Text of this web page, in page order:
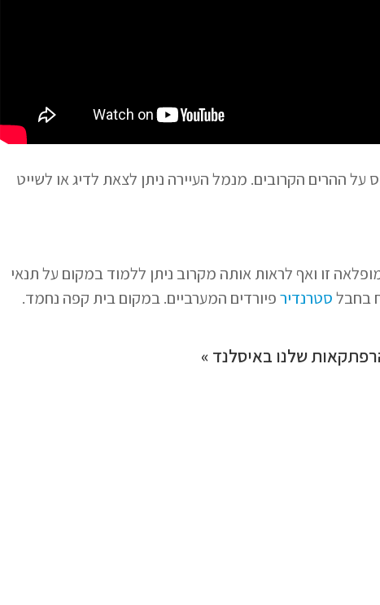
על ההרים הקרובים. מנמל העיירה ניתן לצאת לדיג או לשייט
זו ואף לראות אותה מקרוב ניתן ללמוד במקום על תנאי
בחבלסטרנדירפיורדים המערביים. במקום בית קפה נחמד.
שלנו באיסלנד »